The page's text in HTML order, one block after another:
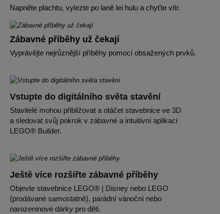
Napněte plachtu, vylezte po laně lei hulu a chyťte vítr.
Zábavné příběhy už čekají
Vyprávějte nejrůznější příběhy pomocí obsažených prvků.
Vstupte do digitálního světa stavění
Stavitelé mohou přibližovat a otáčet stavebnice ve 3D
a sledovat svůj pokrok v zábavné a intuitivní aplikaci
LEGO® Builder.
Ještě více rozšiřte zábavné příběhy
Objevte stavebnice LEGO® | Disney nebo LEGO
(prodávané samostatně), parádní vánoční nebo
narozeninové dárky pro děti.